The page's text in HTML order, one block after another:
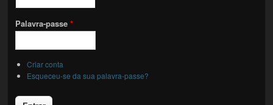
Palavra-passe*
Criar conta
Esqueceu-se da sua palavra-passe?